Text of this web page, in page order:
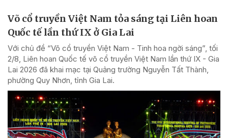
Võ cổ truyền Việt Nam tỏa sáng tại Liên hoan
Quốc tế lần thứ IX ở Gia Lai
Với chủ đề “Võ cổ truyền Việt Nam - Tinh hoa ngời sáng”, tối
2/8, Liên hoan Quốc tế võ cổ truyền Việt Nam lần thứ IX - Gia
Lai 2026 đã khai mạc tại Quảng trường Nguyễn Tất Thành,
phường Quy Nhơn, tỉnh Gia Lai.